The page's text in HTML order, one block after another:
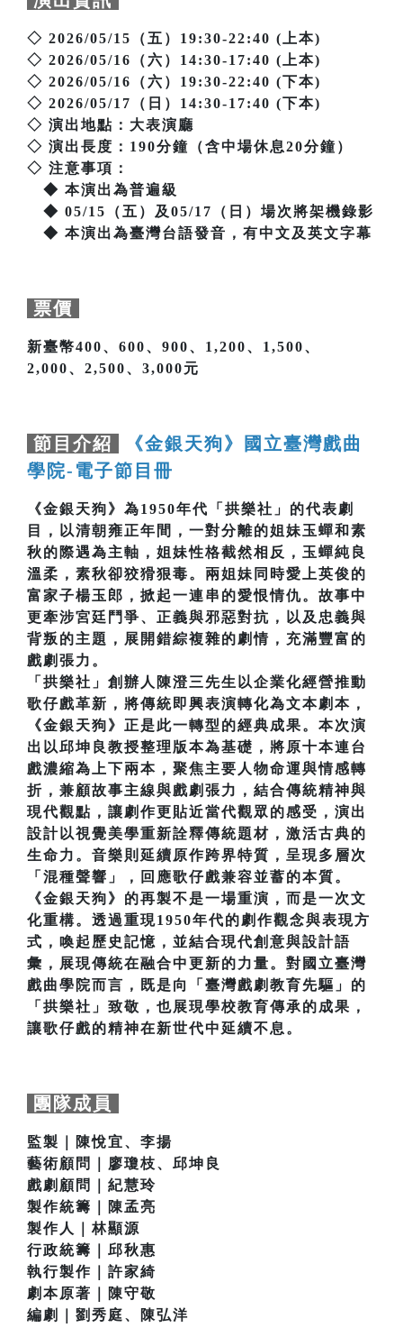
◇ 2026/05/15（五）19:30-22:40 (上本)
◇ 2026/05/16（六）14:30-17:40 (上本)
◇ 2026/05/16（六）19:30-22:40 (下本)
◇ 2026/05/17（日）14:30-17:40 (下本)
◇ 演出地點：大表演廳
◇ 演出長度：190分鐘（含中場休息20分鐘）
◇ 注意事項：
◆ 本演出為普遍級
◆ 05/15（五）及05/17（日）場次將架機錄影
◆ 本演出為臺灣台語發音，有中文及英文字幕
票價
新臺幣400、600、900、1,200、1,500、
2,000、2,500、3,000元
節目介紹
《金銀天狗》國立臺灣戲曲
學院-電子節目冊
《金銀天狗》為1950年代「拱樂社」的代表劇
目，以清朝雍正年間，一對分離的姐妹玉蟬和素
秋的際遇為主軸，姐妹性格截然相反，玉蟬純良
溫柔，素秋卻狡猾狠毒。兩姐妹同時愛上英俊的
富家子楊玉郎，掀起一連串的愛恨情仇。故事中
更牽涉宮廷鬥爭、正義與邪惡對抗，以及忠義與
背叛的主題，展開錯綜複雜的劇情，充滿豐富的
戲劇張力。
「拱樂社」創辦人陳澄三先生以企業化經營推動
歌仔戲革新，將傳統即興表演轉化為文本劇本，
《金銀天狗》正是此一轉型的經典成果。本次演
出以邱坤良教授整理版本為基礎，將原十本連台
戲濃縮為上下兩本，聚焦主要人物命運與情感轉
折，兼顧故事主線與戲劇張力，結合傳統精神與
現代觀點，讓劇作更貼近當代觀眾的感受，演出
設計以視覺美學重新詮釋傳統題材，激活古典的
生命力。音樂則延續原作跨界特質，呈現多層次
「混種聲響」，回應歌仔戲兼容並蓄的本質。
《金銀天狗》的再製不是一場重演，而是一次文
化重構。透過重現1950年代的劇作觀念與表現方
式，喚起歷史記憶，並結合現代創意與設計語
彙，展現傳統在融合中更新的力量。對國立臺灣
戲曲學院而言，既是向「臺灣戲劇教育先驅」的
「拱樂社」致敬，也展現學校教育傳承的成果，
讓歌仔戲的精神在新世代中延續不息。
團隊成員
監製｜陳悅宜、李揚
藝術顧問｜廖瓊枝、邱坤良
戲劇顧問｜紀慧玲
製作統籌｜陳孟亮
製作人｜林顯源
行政統籌｜邱秋惠
執行製作｜許家綺
劇本原著｜陳守敬
編劇｜劉秀庭、陳弘洋